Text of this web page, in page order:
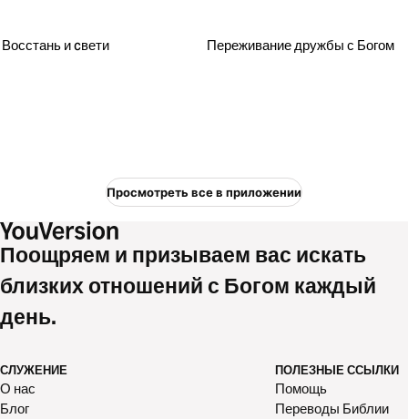
Восстань и cвети Переживание дружбы с Богом
Просмотреть все в приложении
Поощряем и призываем вас искать
близких отношений с Богом каждый
день.
СЛУЖЕНИЕ
О нас
Блог
ПОЛЕЗНЫЕ ССЫЛКИ
Помощь
Переводы Библии